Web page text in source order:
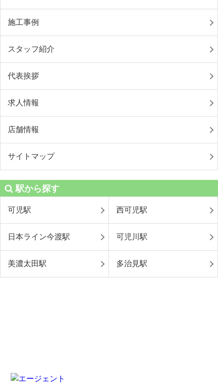
施工事例
スタッフ紹介
代表挨拶
求人情報
店舗情報
サイトマップ
駅から探す
可児駅 西可児駅
日本ライン今渡駅 可児川駅
美濃太田駅 多治見駅